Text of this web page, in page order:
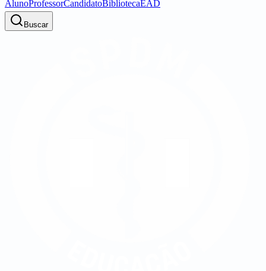
AlunoProfessorCandidatoBibliotecaEAD
Buscar